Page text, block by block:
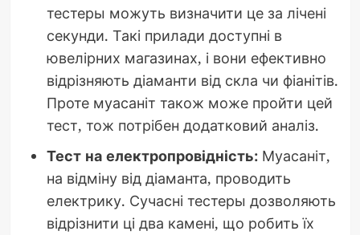
тестеры можуть визначити це за лічені
секунди. Такі прилади доступні в
ювелірних магазинах, і вони ефективно
відрізняють діаманти від скла чи фіанітів.
Проте муасаніт також може пройти цей
тест, тож потрібен додатковий аналіз.
Тест на електропровідність:Муасаніт,
на відміну від діаманта, проводить
електрику. Сучасні тестеры дозволяють
відрізнити ці два камені, що робить їх